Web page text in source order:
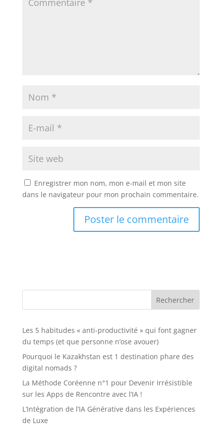
Enregistrer mon nom, mon e-mail et mon site
dans le navigateur pour mon prochain commentaire.
Rechercher
Les 5 habitudes « anti-productivité » qui font gagner
du temps (et que personne n’ose avouer)
Pourquoi le Kazakhstan est 1 destination phare des
digital nomads ?
La Méthode Coréenne n°1 pour Devenir Irrésistible
sur les Apps de Rencontre avec l’IA !
L’Intégration de l’IA Générative dans les Expériences
de Luxe